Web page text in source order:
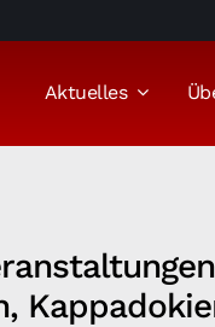
Aktuelles